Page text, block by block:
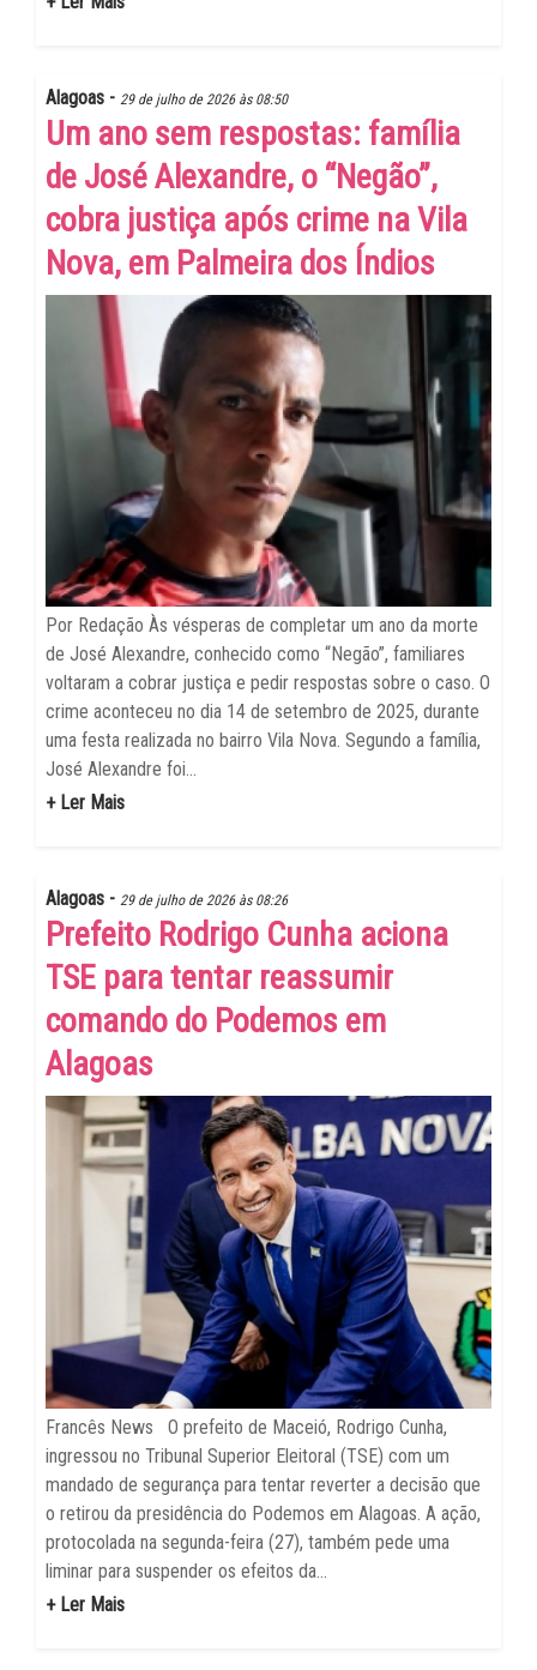
Alagoas - 29 de julho de 2026 às 08:50
Um ano sem respostas: família
de José Alexandre, o “Negão”,
cobra justiça após crime na Vila
Nova, em Palmeira dos Índios
Por Redação Às vésperas de completar um ano da morte
de José Alexandre, conhecido como “Negão”, familiares
voltaram a cobrar justiça e pedir respostas sobre o caso. O
crime aconteceu no dia 14 de setembro de 2025, durante
uma festa realizada no bairro Vila Nova. Segundo a família,
José Alexandre foi...
+ Ler Mais
Alagoas - 29 de julho de 2026 às 08:26
Prefeito Rodrigo Cunha aciona
TSE para tentar reassumir
comando do Podemos em
Alagoas
Francês News O prefeito de Maceió, Rodrigo Cunha,
ingressou no Tribunal Superior Eleitoral (TSE) com um
mandado de segurança para tentar reverter a decisão que
o retirou da presidência do Podemos em Alagoas. A ação,
protocolada na segunda-feira (27), também pede uma
liminar para suspender os efeitos da...
+ Ler Mais